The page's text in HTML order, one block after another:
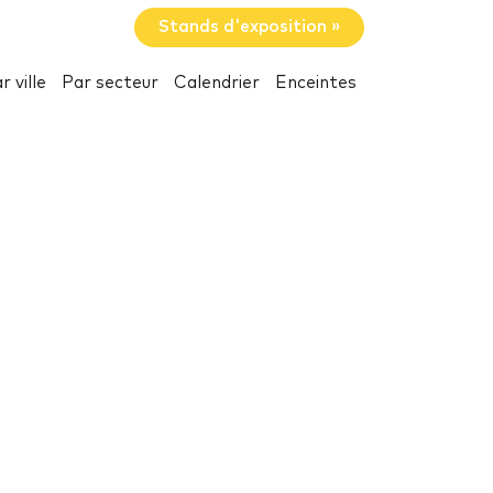
Stands d'exposition »
ville Par secteur Calendrier Enceintes